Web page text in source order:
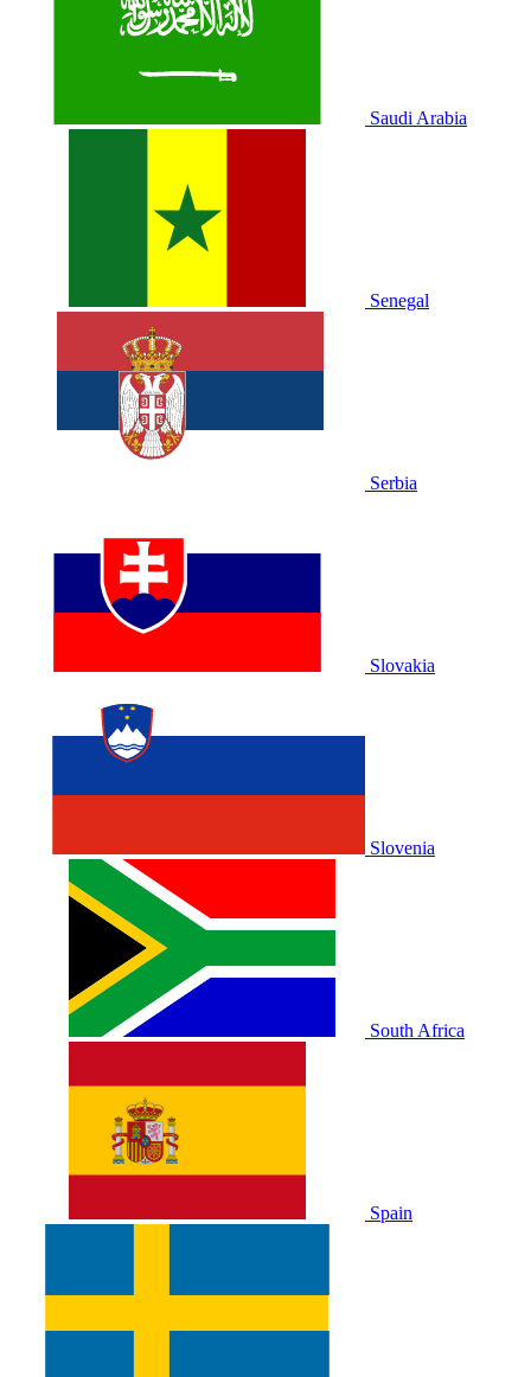
Saudi Arabia
Senegal
Serbia
Slovakia
Slovenia
South Africa
Spain